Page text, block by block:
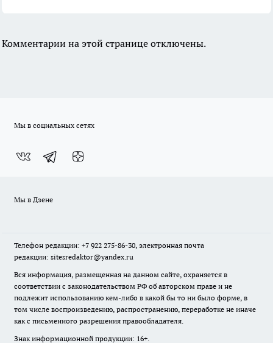
Комментарии на этой странице отключены.
Мы в социальных сетях
Мы в Дзене
Телефон редакции: +7 922 275-86-30, электронная почта
редакции: sitesredaktor@yandex.ru
Вся информация, размещенная на данном сайте, охраняется в
соответствии с законодательством РФ об авторском праве и не
подлежит использованию кем-либо в какой бы то ни было форме, в
том числе воспроизведению, распространению, переработке не иначе
как с письменного разрешения правообладателя.
Знак информационной продукции: 16+.